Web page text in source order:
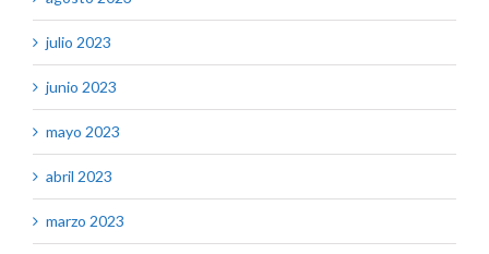
julio 2023
junio 2023
mayo 2023
abril 2023
marzo 2023